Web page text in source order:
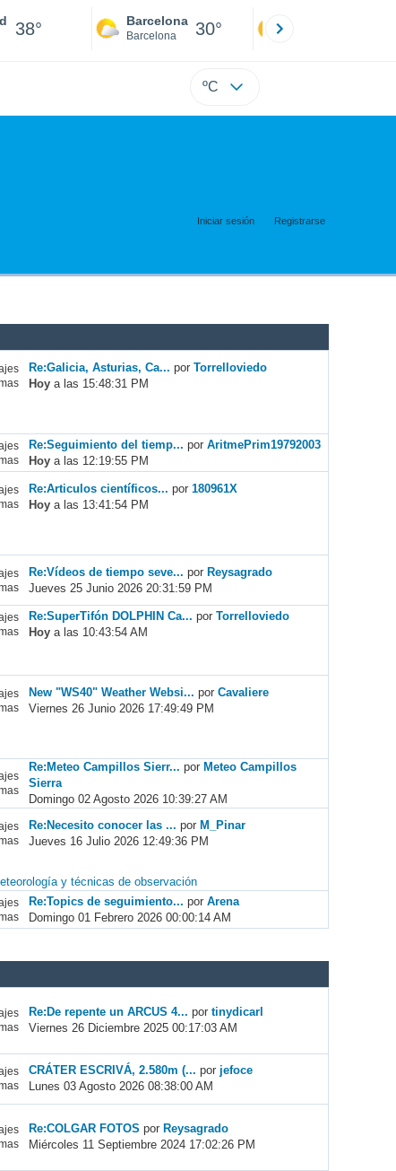
38° Barcelona
Barcelona 30°
ºC
Iniciar sesión Registrarse
Re:Galicia, Asturias, Ca... porTorrelloviedo
Hoy a las 15:48:31 PM
Re:Seguimiento del tiemp... porAritmePrim19792003
Hoy a las 12:19:55 PM
Re:Articulos científicos... por180961X
Hoy a las 13:41:54 PM
Re:Vídeos de tiempo seve... porReysagrado
Jueves 25 Junio 2026 20:31:59 PM
Re:SuperTifón DOLPHIN Ca... porTorrelloviedo
Hoy a las 10:43:54 AM
New "WS40" Weather Websi... porCavaliere
Viernes 26 Junio 2026 17:49:49 PM
Re:Meteo Campillos Sierr... por Meteo Campillos
Sierra
Domingo 02 Agosto 2026 10:39:27 AM
Re:Necesito conocer las ... porM_Pinar
Jueves 16 Julio 2026 12:49:36 PM
y técnicas de observación
Re:Topics de seguimiento... porArena
Domingo 01 Febrero 2026 00:00:14 AM
Re:De repente un ARCUS 4... portinydicarl
Viernes 26 Diciembre 2025 00:17:03 AM
CRÁTER ESCRIVÁ, 2.580m (... por jefoce
Lunes 03 Agosto 2026 08:38:00 AM
Re:COLGAR FOTOS por Reysagrado
Miércoles 11 Septiembre 2024 17:02:26 PM